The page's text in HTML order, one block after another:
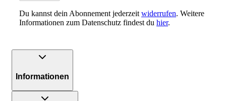
Du kannst dein Abonnement jederzeit widerrufen. Weitere
Informationen zum Datenschutz findest du hier.
Informationen